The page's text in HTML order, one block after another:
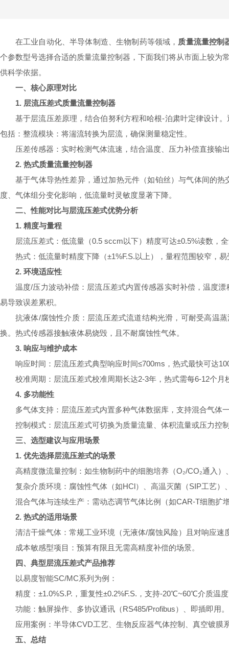
在工业自动化、半导体制造、生物制药等领域， 质量流量控制
个参数型号选择合适的质量流量控制器，下面我们将从市面上较
供科学依据。
一、核心原理对比
1. 层流压差式质量流量控制器
基于层流压差原理，结合伯努利方程和哈根-泊肃叶定律设计
包括：整流模块：将湍流转换为层流，确保测量稳定性。
压差传感器：实时检测气体流速，结合温度、压力补偿直接输
2. 热式质量流量控制器
基于气体导热性差异，通过加热元件（如铂丝）与气体间的
度、气体组分变化影响，低流量时灵敏度显著下降。
二、性能对比与层流压差式优势分析
1. 精度与量程
层流压差式：低流量（0.5 sccm以下）精度可达±0.5%读数，
热式：低流量时精度下降（±1%F.S.以上），量程范围较窄，
2. 环境适应性
温度/压力波动补偿：层流压差式内置传感器实时补偿，温度
易导致误差累积。
抗液体/腐蚀性介质：层流压差式流道结构光滑，可耐受高温
换。热式传感器接触液体易烧毁，且不耐腐蚀性气体。
3. 响应与维护成本
响应时间：层流压差式典型响应时间≤700ms，热式最快可达
校准周期：层流压差式校准周期长达2-3年，热式需每6-12个
4. 多功能性
多气体支持：层流压差式内置多种气体数据库，支持混合气
控制模式：层流压差式可切换为质量流量、体积流量或压力控
三、选型建议与应用场景
1. 优先选择层流压差式的场景
高精度微流量控制：如生物制药中的细胞培养（O₂/CO₂通入
复杂介质环境：腐蚀性气体（如HCl）、高温灭菌（SIP工艺）
混合气体与连续生产：需动态调节气体比例（如CAR-T细胞扩
2. 热式的适用场景
清洁干燥气体：常规工业环境（无液体/腐蚀风险）且对响应速
成本敏感型项目：预算有限且无需高精度补偿的场景。
四、典型层流压差式产品推荐
以易度智能SC/MC系列为例：
精度：±1.0%S.P.，重复性±0.2%F.S.，支持-20℃~60℃介质温
功能：触屏操作、多协议通讯（RS485/Profibus）、即插即用。
应用案例：半导体CVD工艺、生物反应器气体控制、真空镀膜
五、总结